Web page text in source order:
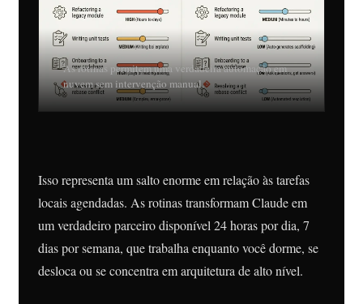
As rotinas permitem uma verdadeira automação em
nuvem sem intervenção manual.
Isso representa um salto enorme em relação às tarefas
locais agendadas. As rotinas transformam Claude em
um verdadeiro parceiro disponível 24 horas por dia, 7
dias por semana, que trabalha enquanto você dorme, se
desloca ou se concentra em arquitetura de alto nível.